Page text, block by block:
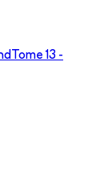
Tome 13 -